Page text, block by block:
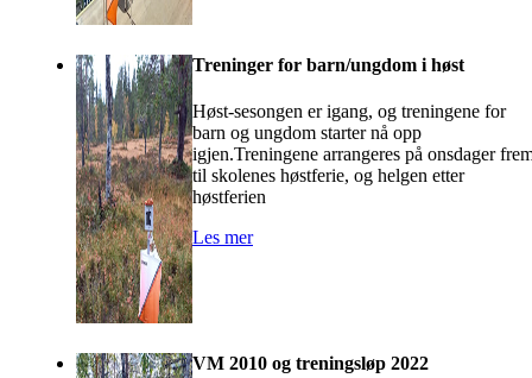
Treninger for barn/ungdom i høst
Høst-sesongen er igang, og treningene for
barn og ungdom starter nå opp
igjen.Treningene arrangeres på onsdager
til skolenes høstferie, og helgen etter
høstferien
Les mer
VM 2010 og treningsløp 2022